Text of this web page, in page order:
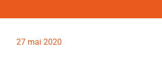
27 mai 2020